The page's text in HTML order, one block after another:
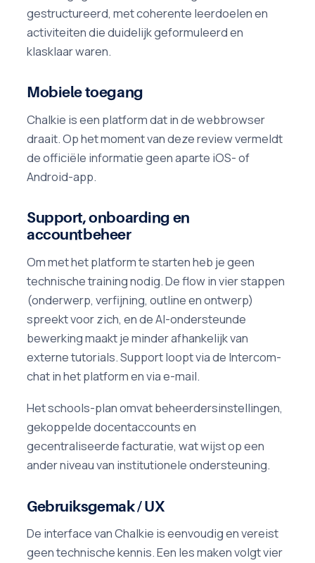
gestructureerd, met coherente leerdoelen en
activiteiten die duidelijk geformuleerd en
klasklaar waren.
Mobiele toegang
Chalkie is een platform dat in de webbrowser
draait. Op het moment van deze review vermeldt
de officiële informatie geen aparte iOS- of
Android-app.
Support, onboarding en
accountbeheer
Om met het platform te starten heb je geen
technische training nodig. De flow in vier stappen
(onderwerp, verfijning, outline en ontwerp)
spreekt voor zich, en de AI-ondersteunde
bewerking maakt je minder afhankelijk van
externe tutorials. Support loopt via de Intercom-
chat in het platform en via e-mail.
Het schools-plan omvat beheerdersinstellingen,
gekoppelde docentaccounts en
gecentraliseerde facturatie, wat wijst op een
ander niveau van institutionele ondersteuning.
Gebruiksgemak / UX
De interface van Chalkie is eenvoudig en vereist
geen technische kennis. Een les maken volgt vier